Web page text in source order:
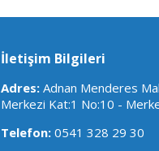
İletişim Bilgileri
Adres: Adnan Menderes
Merkezi Kat:1 No:10 -
Telefon: 0541 328 29 30